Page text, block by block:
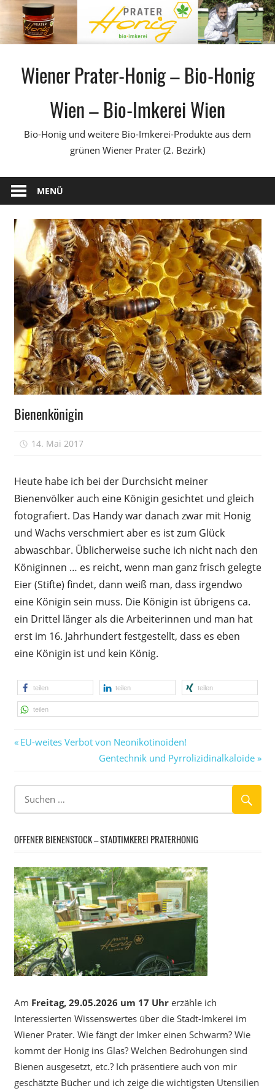
Inhalt
springen
Wiener Prater-Honig – Bio-Honig
Wien – Bio-Imkerei Wien
Bio-Honig und weitere Bio-Imkerei-Produkte aus dem
grünen Wiener Prater (2. Bezirk)
MENÜ
Völkerführung
Bienenkönigin
14. Mai 2017
Heute habe ich bei der Durchsicht meiner
Bienenvölker auch eine Königin gesichtet und gleich
fotografiert. Das Handy war danach zwar mit Honig
und Wachs verschmiert aber es ist zum Glück
abwaschbar. Üblicherweise suche ich nicht nach den
Königinnen … es reicht, wenn man ganz frisch gelegte
Eier (Stifte) findet, dann weiß man, dass irgendwo
eine Königin sein muss. Die Königin ist übrigens ca.
ein Drittel länger als die Arbeiterinnen und man hat
erst im 16. Jahrhundert festgestellt, dass es eben
eine Königin ist und kein König.
teilen teilen teilen
teilen
Beitragsnavigation
Vorheriger
EU-weites Verbot von Neonikotinoiden!
Nächster
Gentechnik und Pyrrolizidinalkaloide
OFFENER BIENENSTOCK – STADTIMKEREI PRATERHONIG
Am Freitag, 29.05.2026 um 17 Uhrerzähle ich
Interessierten Wissenswertes über die Stadt-Imkerei im
Wiener Prater. Wie fängt der Imker einen Schwarm? Wie
kommt der Honig ins Glas? Welchen Bedrohungen sind
Bienen ausgesetzt, etc.? Ich präsentiere auch von mir
geschätzte Bücher und ich zeige die wichtigsten Utensilien